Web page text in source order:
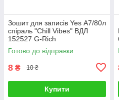
Зошит для записів Yes А7/80л
спіраль "Chill Vibes" ВДЛ
152527 G-Rich
Готово до відправки
8 ₴ 10 ₴
Купити